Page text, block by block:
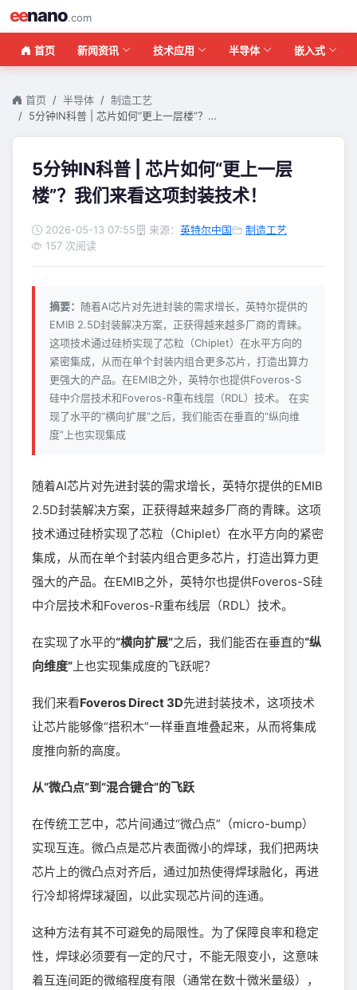
eenano.com
首页 新闻资讯 技术应用 半导体 嵌入式
首页 半导体
制造工艺
5分钟IN科普 | 芯片如何“更上一层楼”？…
5分钟IN科普 | 芯片如何“更上一层
楼”？我们来看这项封装技术！
2026-05-13 07:55 来源： 英特尔中国
制造工艺
157 次阅读
摘要： 随着AI芯片对先进封装的需求增长，英特尔提供的
EMIB 2.5D封装解决方案，正获得越来越多厂商的青睐。
这项技术通过硅桥实现了芯粒（Chiplet）在水平方向的
紧密集成，从而在单个封装内组合更多芯片，打造出算力
更强大的产品。在EMIB之外，英特尔也提供Foveros-S
硅中介层技术和Foveros-R重布线层（RDL）技术。 在实
现了水平的“横向扩展”之后，我们能否在垂直的“纵向维
度”上也实现集成
随着AI芯片对先进封装的需求增长，英特尔提供的EMIB
2.5D封装解决方案，正获得越来越多厂商的青睐。这项
技术通过硅桥实现了芯粒（Chiplet）在水平方向的紧密
集成，从而在单个封装内组合更多芯片，打造出算力更
强大的产品。在EMIB之外，英特尔也提供Foveros-S硅
中介层技术和Foveros-R重布线层（RDL）技术。
在实现了水平的“横向扩展”之后，我们能否在垂直的“纵
向维度” 上也实现集成度的飞跃呢？
我们来看Foveros Direct 3D先进封装技术，这项技术
让芯片能够像“搭积木”一样垂直堆叠起来，从而将集成
度推向新的高度。
从“微凸点”到“混合键合”的飞跃
在传统工艺中，芯片间通过“微凸点”（micro-bump）
实现互连。微凸点是芯片表面微小的焊球，我们把两块
芯片上的微凸点对齐后，通过加热使得焊球融化，再进
行冷却将焊球凝固，以此实现芯片间的连通。
这种方法有其不可避免的局限性。为了保障良率和稳定
性，焊球必须要有一定的尺寸，不能无限变小，这意味
着互连间距的微缩程度有限（通常在数十微米量级），